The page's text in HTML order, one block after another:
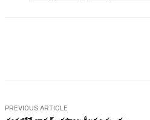
PREVIOUS ARTICLE